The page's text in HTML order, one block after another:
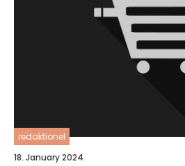
redaktionel
18. January 2024